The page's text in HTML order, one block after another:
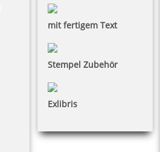
mit fertigem Text
Stempel Zubehör
Exlibris